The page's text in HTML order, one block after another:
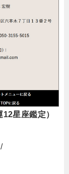
星座鑑定）